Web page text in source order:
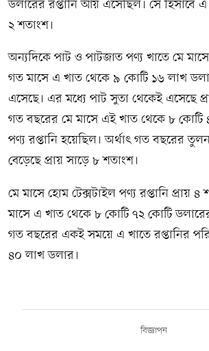
ডলারের রপ্তানি আয় এসেছিল। সে হিসাবে এ
২ শতাংশ।
অন্যদিকে পাট ও পাটজাত পণ্য খাতে মে মাসে
গত মাসে এ খাত থেকে ৯ কোটি ১৬ লাখ
এসেছে। এর মধ্যে পাট সুতা থেকেই এসেছে
গত বছরের মে মাসে এই খাত থেকে ৮ কোটি
পণ্য রপ্তানি হয়েছিল। অর্থাৎ গত বছরের
বেড়েছে প্রায় সাড়ে ৮ শতাংশ।
মে মাসে হোম টেক্সটাইল পণ্য রপ্তানি প্রায় ৪
মাসে এ খাত থেকে ৮ কোটি ৭২ কোটি
গত বছরের একই সময়ে এ খাতে রপ্তানির
৪০ লাখ ডলার।
বিজ্ঞাপন